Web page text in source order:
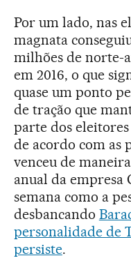
Por um lado, nas
magnata
milhões de norte-
em 2016, o que
quase um ponto
de tração que
parte dos
de acordo com as
venceu de
anual da empresa
semana como a
desbancando
personalidade de
persiste.